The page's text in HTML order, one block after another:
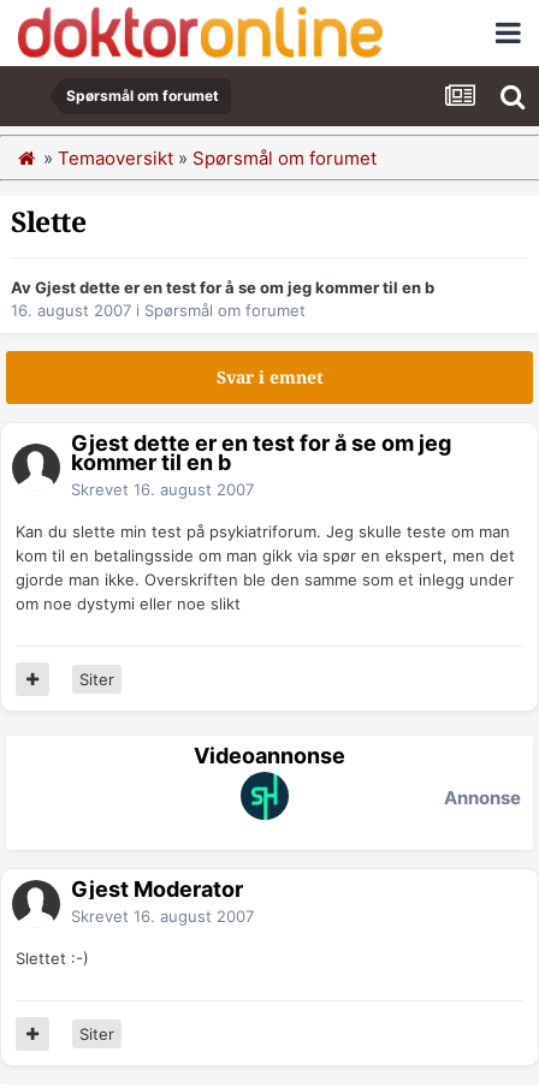
Spørsmål om forumet
» Temaoversikt » Spørsmål om forumet
Slette
Av Gjest dette er en test for å se om jeg kommer til en b
16. august 2007 i Spørsmål om forumet
Svar i emnet
Gjest dette er en test for å se om jeg
kommer til en b
Skrevet 16. august 2007
Kan du slette min test på psykiatriforum. Jeg skulle teste om man
kom til en betalingsside om man gikk via spør en ekspert, men det
gjorde man ikke. Overskriften ble den samme som et inlegg under
om noe dystymi eller noe slikt
Siter
Videoannonse
Annonse
Gjest Moderator
Skrevet 16. august 2007
Slettet :-)
Siter